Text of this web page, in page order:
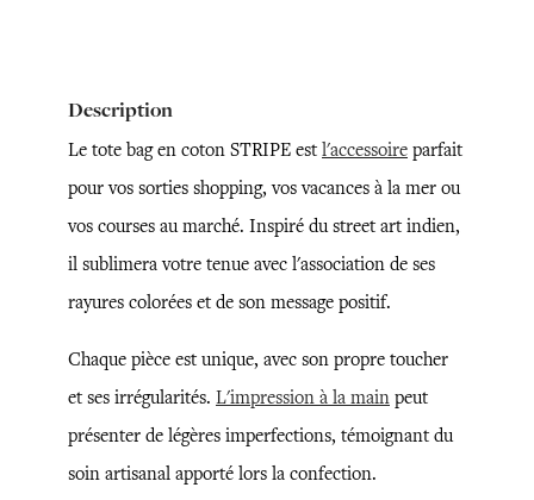
Description
Le tote bag en coton STRIPE est l'accessoire parfait
pour vos sorties shopping, vos vacances à la mer ou
vos courses au marché. Inspiré du street art indien,
il sublimera votre tenue avec l'association de ses
rayures colorées et de son message positif.
Chaque pièce est unique, avec son propre toucher
et ses irrégularités. L'impression à la main peut
présenter de légères imperfections, témoignant du
soin artisanal apporté lors la confection.